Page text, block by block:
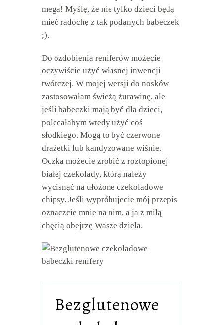
mega! Myślę, że nie tylko dzieci będą
mieć radochę z tak podanych babeczek
;).
Do ozdobienia reniferów możecie
oczywiście użyć własnej inwencji
twórczej. W mojej wersji do nosków
zastosowałam świeżą żurawinę, ale
jeśli babeczki mają być dla dzieci,
polecałabym wtedy użyć coś
słodkiego. Mogą to być czerwone
drażetki lub kandyzowane wiśnie.
Oczka możecie zrobić z roztopionej
białej czekolady, którą należy
wycisnąć na ułożone czekoladowe
chipsy. Jeśli wypróbujecie mój przepis
oznaczcie mnie na nim, a ja z miłą
chęcią obejrzę Wasze dzieła.
Bezglutenowe